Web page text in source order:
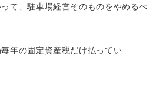
って、駐車場経営そのものをやめるべ
毎年の固定資産税だけ払ってい